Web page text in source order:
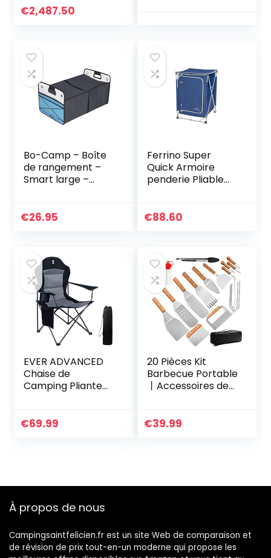
€2,487.50
Bo-Camp – Boîte
de rangement –
Smart large –
€26.95
Ferrino Super
Quick Armoire
penderie Pliable
€88.60
EVER ADVANCED
Chaise de
Camping Pliante
Dossier Haut, avec
pour Camping,
Pêche, Plage
€69.99
20 Pièces Kit
Barbecue Portable
丨Accessoires de
Outils Ustensiles,
Barbecue,Idées
€39.99
À propos de nous
Campingsaintfelicien.fr est un site Web de comparaison et
de révision de prix tout-en-un moderne qui propose les